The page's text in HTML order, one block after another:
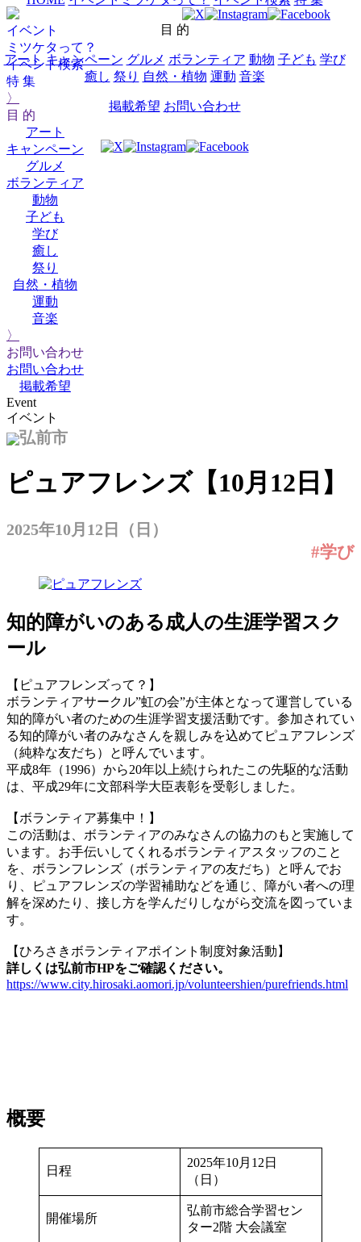
イベント
ミツケタって？
イベント検索
特 集
〉
目 的
アート
キャンペーン
グルメ
ボランティア
動物
子ども
学び
癒し
祭り
自然・植物
運動
音楽
〉
お問い合わせ
お問い合わせ
掲載希望
目 的
アート キャンペーン グルメ ボランティア 動物 子ども 学び
癒し 祭り 自然・植物 運動 音楽
掲載希望 お問い合わせ
Event
イベント
弘前市
ピュアフレンズ【10月12日】
2025年10月12日（日）
#学び
知的障がいのある成人の生涯学習スク
ール
【ピュアフレンズって？】
ボランティアサークル”虹の会”が主体となって運営している
知的障がい者のための生涯学習支援活動です。参加されてい
る知的障がい者のみなさんを親しみを込めてピュアフレンズ
（純粋な友だち）と呼んでいます。
平成8年（1996）から20年以上続けられたこの先駆的な活動
は、平成29年に文部科学大臣表彰を受彰しました。
【ボランティア募集中！】
この活動は、ボランティアのみなさんの協力のもと実施して
います。お手伝いしてくれるボランティアスタッフのこと
を、ボランフレンズ（ボランティアの友だち）と呼んでお
り、ピュアフレンズの学習補助などを通じ、障がい者への理
解を深めたり、接し方を学んだりしながら交流を図っていま
す。
【ひろさきボランティアポイント制度対象活動】
詳しくは弘前市HPをご確認ください。
https://www.city.hirosaki.aomori.jp/volunteershien/purefriends.html
概要
日程
2025年10月12日
（日）
開催場所
弘前市総合学習セン
ター2階 大会議室